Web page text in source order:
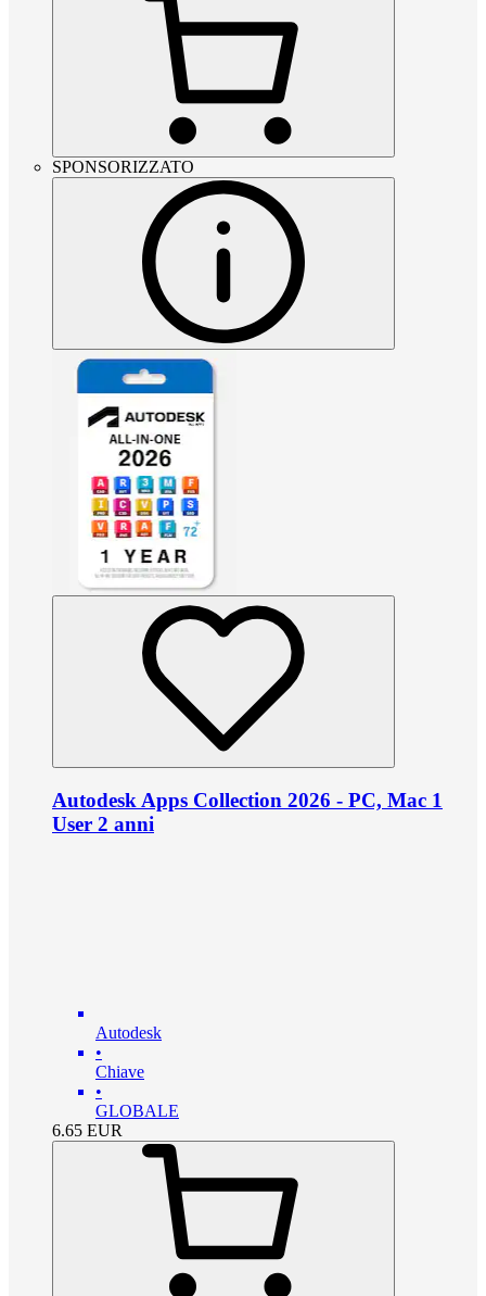
SPONSORIZZATO
Autodesk Apps Collection 2026 - PC, Mac 1
User 2 anni
Autodesk
•
Chiave
•
GLOBALE
6.65 EUR